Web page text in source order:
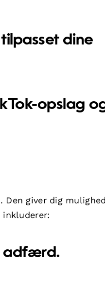
dine
opslag
Den giver dig
adfærd.